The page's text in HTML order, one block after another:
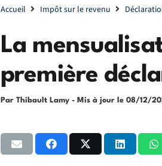
Accueil Impôt sur le revenu
La
première
Par Thibault Lamy - Mis à jour le 08/12/